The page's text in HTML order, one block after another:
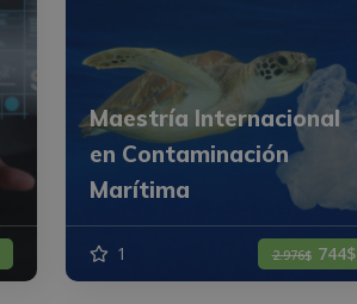
Maestría Internacional
en Contaminación
Marítima
1 2.976$ 744$